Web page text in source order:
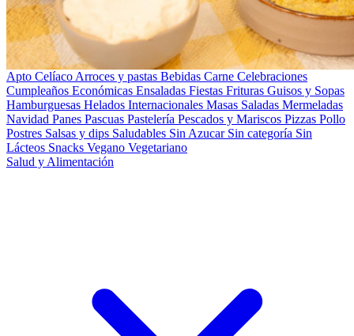
Apto Celíaco Arroces y pastas Bebidas Carne Celebraciones
Cumpleaños Económicas Ensaladas Fiestas Frituras Guisos y Sopas
Hamburguesas Helados Internacionales Masas Saladas Mermeladas
Navidad Panes Pascuas Pastelería Pescados y Mariscos Pizzas Pollo
Postres Salsas y dips Saludables Sin Azucar Sin categoría Sin
Lácteos Snacks Vegano Vegetariano
Salud y Alimentación